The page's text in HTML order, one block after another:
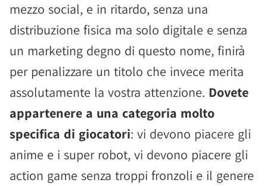
mezzo social, e in ritardo, senza una
distribuzione fisica ma solo digitale e senza
un marketing degno di questo nome, finirà
per penalizzare un titolo che invece merita
assolutamente la vostra attenzione. Dovete
appartenere a una categoria molto
specifica di giocatori: vi devono piacere gli
anime e i super robot, vi devono piacere gli
action game senza troppi fronzoli e il genere